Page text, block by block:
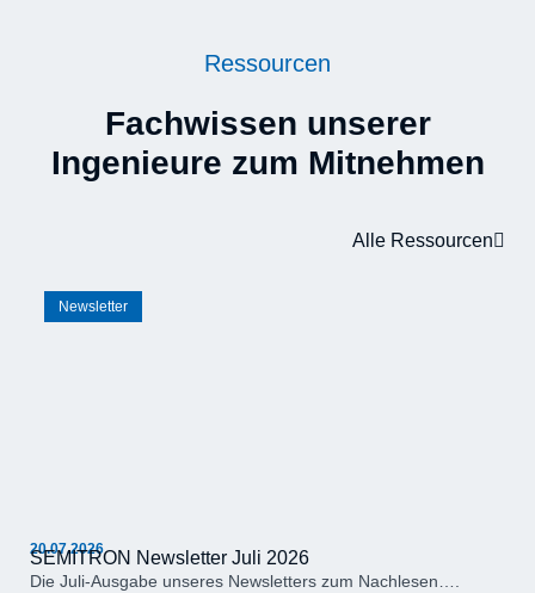
Ressourcen
Fachwissen unserer
Ingenieure zum Mitnehmen
Alle Ressourcen
Newsletter
20.07.2026
SEMITRON Newsletter Juli 2026
Die Juli-Ausgabe unseres Newsletters zum Nachlesen….